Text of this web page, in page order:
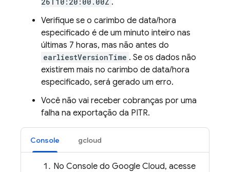
.
Verifique se o carimbo de data/hora
especificado é de um minuto inteiro nas
últimas 7 horas, mas não antes do
earliestVersionTime . Se os dados não
existirem mais no carimbo de data/hora
especificado, será gerado um erro.
Você não vai receber cobranças por uma
falha na exportação da PITR.
Console gcloud
No Console do Google Cloud, acesse